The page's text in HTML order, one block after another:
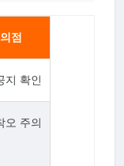
점
지 확인
오 주의